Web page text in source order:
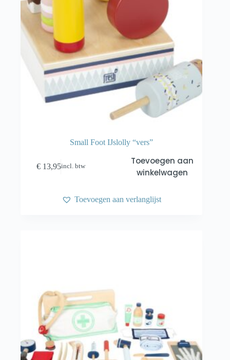
Small Foot IJslolly “vers”
€ 13,95incl. btw
Toevoegen aan
winkelwagen
Toevoegen aan verlanglijst